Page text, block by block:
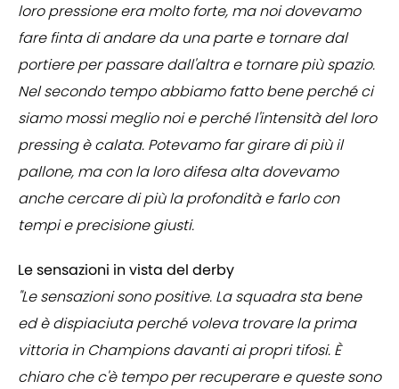
loro pressione era molto forte, ma noi dovevamo
fare finta di andare da una parte e tornare dal
portiere per passare dall'altra e tornare più spazio.
Nel secondo tempo abbiamo fatto bene perché ci
siamo mossi meglio noi e perché l'intensità del loro
pressing è calata. Potevamo far girare di più il
pallone, ma con la loro difesa alta dovevamo
anche cercare di più la profondità e farlo con
tempi e precisione giusti.
Le sensazioni in vista del derby
"Le sensazioni sono positive. La squadra sta bene
ed è dispiaciuta perché voleva trovare la prima
vittoria in Champions davanti ai propri tifosi. È
chiaro che c'è tempo per recuperare e queste sono